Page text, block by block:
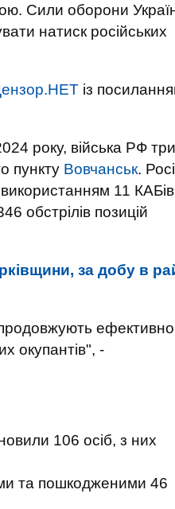
Сили оборони
натиск російських
із
року, війська РФ
пункту Вовчанськ.
11
обстрілів позицій
за добу в
ефективно
окупантів", -
106 осіб, з них
та пошкодженими 46